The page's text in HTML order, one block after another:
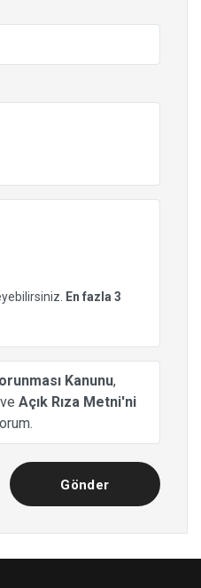
En fazla 3
Kanunu,
ve Açık Rıza Metni'ni
Gönder